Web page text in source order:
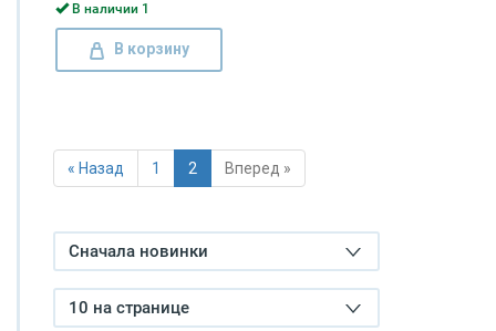
В наличии 1
В корзину
« Назад 1 2 Вперед »
Сначала новинки
10 на странице